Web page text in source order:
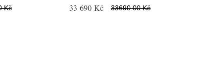
Kč 33 690 Kč 33690.00 Kč